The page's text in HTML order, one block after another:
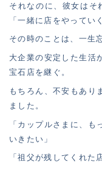
それなのに、彼女はそ
「一緒に店をやってい
その時のことは、一生
大企業の安定した生活
宝石店を継ぐ。
もちろん、不安もあり
ました。
「カップルさまに、
いきたい」
「祖父が残してくれた